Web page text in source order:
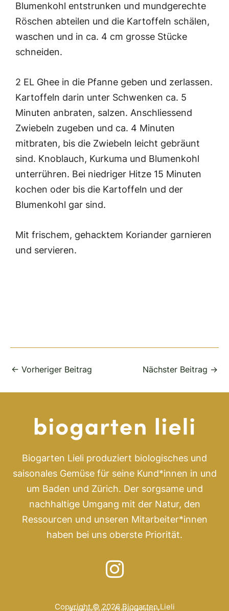
Blumenkohl entstrunken und mundgerechte
Röschen abteilen und die Kartoffeln schälen,
waschen und in ca. 4 cm grosse Stücke
schneiden.
2 EL Ghee in die Pfanne geben und zerlassen.
Kartoffeln darin unter Schwenken ca. 5
Minuten anbraten, salzen. Anschliessend
Zwiebeln zugeben und ca. 4 Minuten
mitbraten, bis die Zwiebeln leicht gebräunt
sind. Knoblauch, Kurkuma und Blumenkohl
unterrühren. Bei niedriger Hitze 15 Minuten
kochen oder bis die Kartoffeln und der
Blumenkohl gar sind.
Mit frischem, gehacktem Koriander garnieren
und servieren.
← Vorheriger Beitrag Nächster Beitrag →
Biogarten Lieli produziert biologisches und
saisonales Gemüse für seine Kund*innen in und
um Baden und Zürich. Der sorgsame und
nachhaltige Umgang mit der Natur, den
Ressourcen und unseren Mitarbeiter*innen
haben bei uns oberste Priorität.
Copyright © 2026 Biogarten Lieli